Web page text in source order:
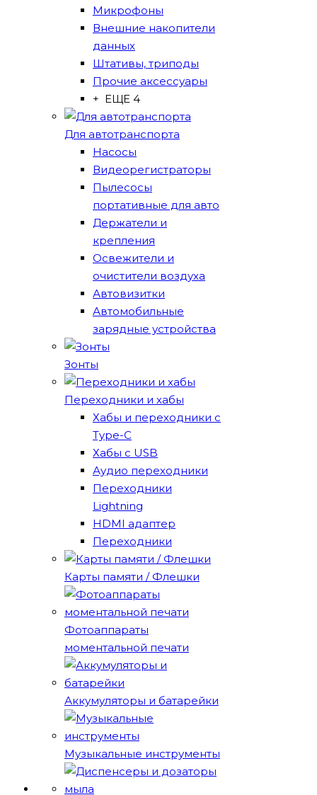
Микрофоны
Внешние накопители
данных
Штативы, триподы
Прочие аксессуары
+ ЕЩЕ 4
Для автотранспорта
Насосы
Видеорегистраторы
Пылесосы
портативные для авто
Держатели и
крепления
Освежители и
очистители воздуха
Автовизитки
Автомобильные
зарядные устройства
Зонты
Переходники и хабы
Хабы и переходники с
Type-C
Хабы с USB
Аудио переходники
Переходники
Lightning
HDMI адаптер
Переходники
Карты памяти / Флешки
Фотоаппараты
моментальной печати
Аккумуляторы и батарейки
Музыкальные инструменты